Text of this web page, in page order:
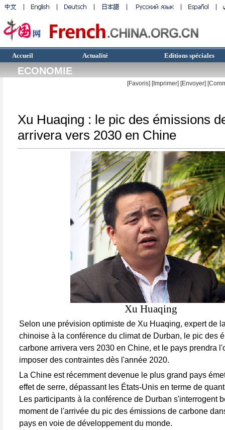
Accueil Actualité Editions spéciales
ECONOMIE
[Favoris] [Imprimer] [Envoyer]
Xu Huaqing : le pic des émissions
arrivera vers 2030 en Chine
Xu Huaqing
Selon une prévision optimiste de Xu Huaqing, expert de
chinoise à la conférence du climat de Durban, le pic des
carbone arrivera vers 2030 en Chine, et le pays prendra
imposer des contraintes dès l'année 2020.
La Chine est récemment devenue le plus grand pays
effet de serre, dépassant les États-Unis en terme de
Les participants à la conférence de Durban s'interrogent
moment de l'arrivée du pic des émissions de carbone
pays en voie de développement du monde.